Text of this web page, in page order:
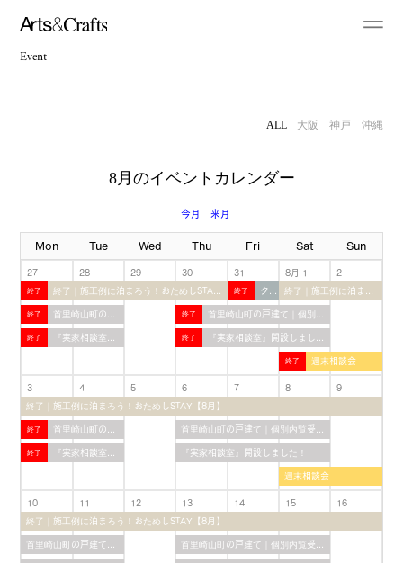
Event
ALL 大阪 神戸 沖縄
8月のイベントカレンダー
今月 来月
Mon
27
3
10
Tue
28
4
11
Wed
29
5
12
Thu
30
6
13
Fri
31
7
14
Sat
8月 1
8
15
Sun
2
9
16
週末相談会
終了｜施工例に泊まろう！おためしSTAY【8月】
『実家相談室』開設しました！
週末相談会
終了｜施工例に泊まろう！おためしSTAY【8月】